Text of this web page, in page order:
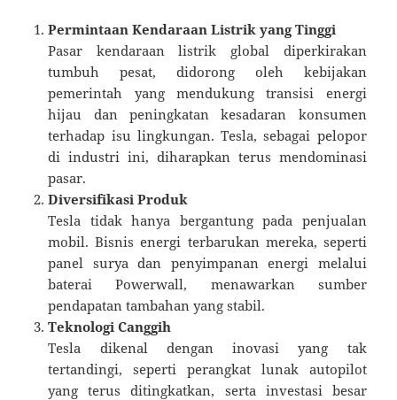
Permintaan Kendaraan Listrik yang Tinggi
Pasar kendaraan listrik global diperkirakan
tumbuh pesat, didorong oleh kebijakan
pemerintah yang mendukung transisi energi
hijau dan peningkatan kesadaran konsumen
terhadap isu lingkungan. Tesla, sebagai pelopor
di industri ini, diharapkan terus mendominasi
pasar.
Diversifikasi Produk
Tesla tidak hanya bergantung pada penjualan
mobil. Bisnis energi terbarukan mereka, seperti
panel surya dan penyimpanan energi melalui
baterai Powerwall, menawarkan sumber
pendapatan tambahan yang stabil.
Teknologi Canggih
Tesla dikenal dengan inovasi yang tak
tertandingi, seperti perangkat lunak autopilot
yang terus ditingkatkan, serta investasi besar